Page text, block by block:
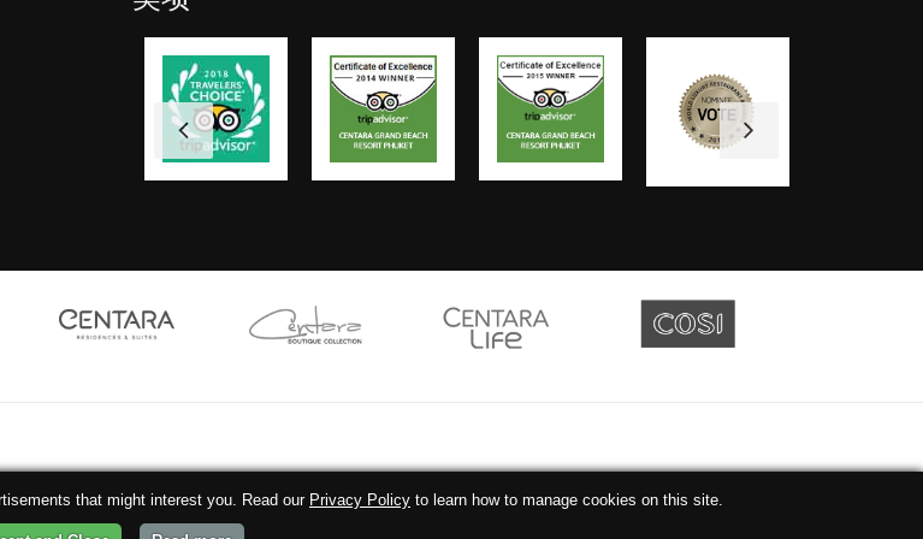
that might interest you. Read our Privacy Policy to learn how to manage cookies on this site.